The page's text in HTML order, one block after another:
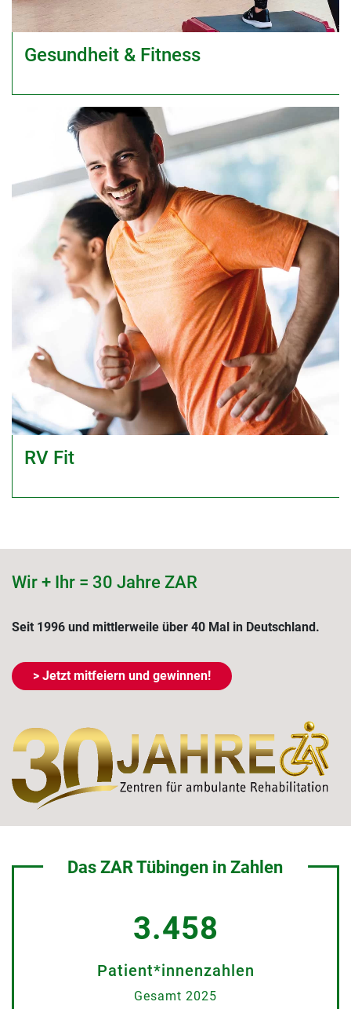
Gesundheit & Fitness
RV Fit
Wir + Ihr = 30 Jahre ZAR
Seit 1996 und mittlerweile über 40 Mal in Deutschland.
> Jetzt mitfeiern und gewinnen!
Das ZAR Tübingen in Zahlen
3.458
Patient*innenzahlen
Gesamt 2025